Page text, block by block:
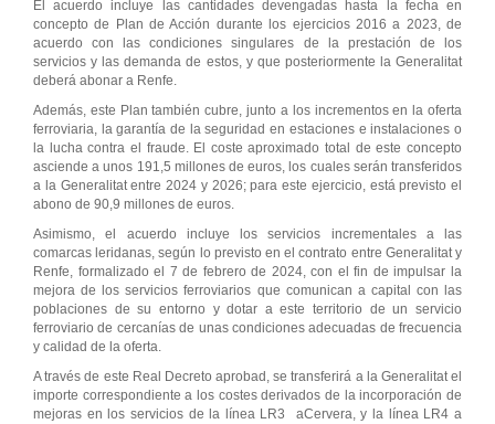
El acuerdo incluye las cantidades devengadas hasta la fecha en
concepto de Plan de Acción durante los ejercicios 2016 a 2023, de
acuerdo con las condiciones singulares de la prestación de los
servicios y las demanda de estos, y que posteriormente la Generalitat
deberá abonar a Renfe.
Además, este Plan también cubre, junto a los incrementos en la oferta
ferroviaria, la garantía de la seguridad en estaciones e instalaciones o
la lucha contra el fraude. El coste aproximado total de este concepto
asciende a unos 191,5 millones de euros, los cuales serán transferidos
a la Generalitat entre 2024 y 2026; para este ejercicio, está previsto el
abono de 90,9 millones de euros.
Asimismo, el acuerdo incluye los servicios incrementales a las
comarcas leridanas, según lo previsto en el contrato entre Generalitat y
Renfe, formalizado el 7 de febrero de 2024, con el fin de impulsar la
mejora de los servicios ferroviarios que comunican a capital con las
poblaciones de su entorno y dotar a este territorio de un servicio
ferroviario de cercanías de unas condiciones adecuadas de frecuencia
y calidad de la oferta.
A través de este Real Decreto aprobad, se transferirá a la Generalitat el
importe correspondiente a los costes derivados de la incorporación de
mejoras en los servicios de la línea LR3 aCervera, y la línea LR4 a